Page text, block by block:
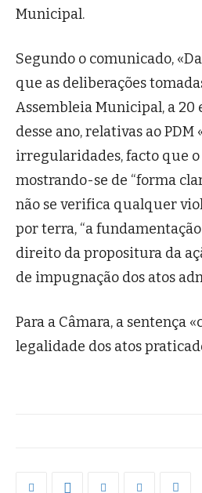
Municipal.
Segundo o comunicado,
que as deliberações
Assembleia Municipal, a 20
desse ano, relativas ao
irregularidades, facto que o
mostrando-se de “forma
não se verifica qualquer
por terra, “a
direito da propositura da
de impugnação dos atos
Para a Câmara, a sentença
legalidade dos atos